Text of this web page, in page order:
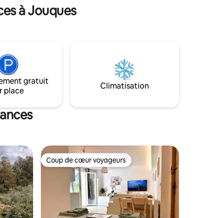
imprenable sur la campagne aixoise. Un
lieu rare où s’allient confort, bien-être et
romantisme, la Suite Premium vous
à Jouques
gratuit
place
Climatisation
appréciés Coup de cœur voyageurs
Coup de cœur voyageurs